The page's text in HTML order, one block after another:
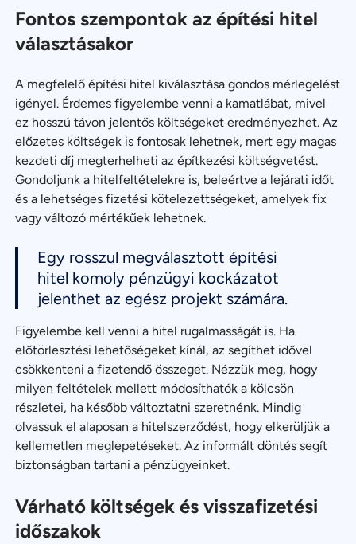
Fontos szempontok az építési hitel
választásakor
A megfelelő építési hitel kiválasztása gondos mérlegelést
igényel. Érdemes figyelembe venni a kamatlábat, mivel
ez hosszú távon jelentős költségeket eredményezhet. Az
előzetes költségek is fontosak lehetnek, mert egy magas
kezdeti díj megterhelheti az építkezési költségvetést.
Gondoljunk a hitelfeltételekre is, beleértve a lejárati időt
és a lehetséges fizetési kötelezettségeket, amelyek fix
vagy változó mértékűek lehetnek.
Egy rosszul megválasztott építési
hitel komoly pénzügyi kockázatot
jelenthet az egész projekt számára.
Figyelembe kell venni a hitel rugalmasságát is. Ha
előtörlesztési lehetőségeket kínál, az segíthet idővel
csökkenteni a fizetendő összeget. Nézzük meg, hogy
milyen feltételek mellett módosíthatók a kölcsön
részletei, ha később változtatni szeretnénk. Mindig
olvassuk el alaposan a hitelszerződést, hogy elkerüljük a
kellemetlen meglepetéseket. Az informált döntés segít
biztonságban tartani a pénzügyeinket.
Várható költségek és visszafizetési
időszakok